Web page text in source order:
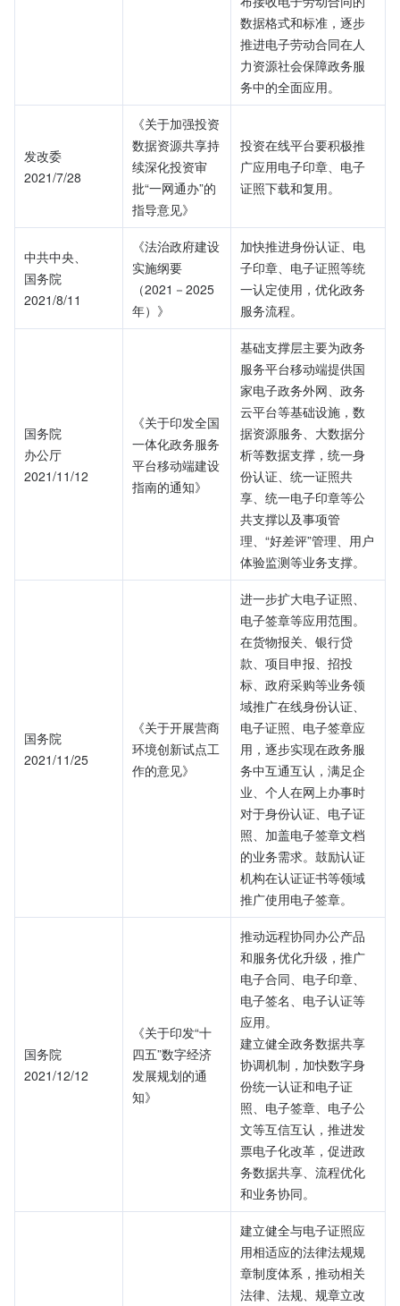
数据格式和标准，逐步
推进电子劳动合同在人
力资源社会保障政务服
务中的全面应用。
发改委
2021/7/28
《关于加强投资
数据资源共享持
续深化投资审
批“一网通办”的
指导意见》
投资在线平台要积极推
广应用电子印章、电子
证照下载和复用。
中共中央、
国务院
2021/8/11
《法治政府建设
实施纲要
（2021－2025
年）》
加快推进身份认证、电
子印章、电子证照等统
一认定使用，优化政务
服务流程。
国务院
办公厅
2021/11/12
《关于印发全国
一体化政务服务
平台移动端建设
指南的通知》
基础支撑层主要为政务
服务平台移动端提供国
家电子政务外网、政务
云平台等基础设施，数
据资源服务、大数据分
析等数据支撑，统一身
份认证、统一证照共
享、统一电子印章等公
共支撑以及事项管
理、“好差评”管理、用户
体验监测等业务支撑。
国务院
2021/11/25
《关于开展营商
环境创新试点工
作的意见》
进一步扩大电子证照、
电子签章等应用范围。
在货物报关、银行贷
款、项目申报、招投
标、政府采购等业务领
域推广在线身份认证、
电子证照、电子签章应
用，逐步实现在政务服
务中互通互认，满足企
业、个人在网上办事时
对于身份认证、电子证
照、加盖电子签章文档
的业务需求。鼓励认证
机构在认证证书等领域
推广使用电子签章。
国务院
2021/12/12
《关于印发“十
四五”数字经济
发展规划的通
知》
推动远程协同办公产品
和服务优化升级，推广
电子合同、电子印章、
电子签名、电子认证等
应用。
建立健全政务数据共享
协调机制，加快数字身
份统一认证和电子证
照、电子签章、电子公
文等互信互认，推进发
票电子化改革，促进政
务数据共享、流程优化
和业务协同。
建立健全与电子证照应
用相适应的法律法规规
章制度体系，推动相关
法律、法规、规章立改